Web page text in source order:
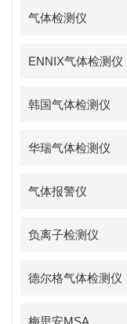
气体检测仪
ENNIX气体检测仪
韩国气体检测仪
华瑞气体检测仪
气体报警仪
负离子检测仪
德尔格气体检测仪
梅思安MSA